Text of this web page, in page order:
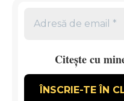
Citește cu